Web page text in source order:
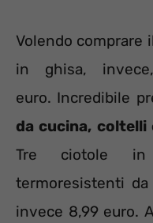
Volendo comprare
in ghisa,
euro. Incredibile
da cucina,
Tre ciotole in
termoresistenti
invece 8,99 euro.